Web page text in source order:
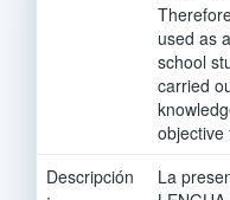
used as
school
carried
objective
Descripción
La